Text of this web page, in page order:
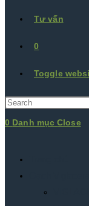
Tư vấn
0
Toggle
0 Danh mục Close